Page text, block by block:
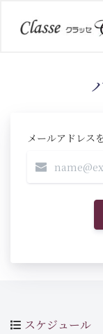
メールアドレス
スケジュール